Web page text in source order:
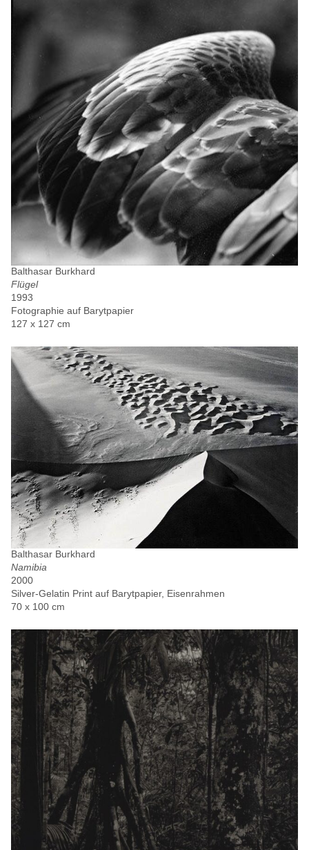
Balthasar Burkhard
Flügel
1993
Fotographie auf Barytpapier
127 x 127 cm
Balthasar Burkhard
Namibia
2000
Silver-Gelatin Print auf Barytpapier, Eisenrahmen
70 x 100 cm